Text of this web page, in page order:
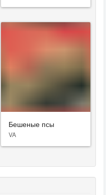
Бешеные псы
VA